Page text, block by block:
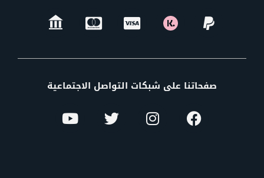
صفحاتنا على شبكات التواصل الاجتماعية